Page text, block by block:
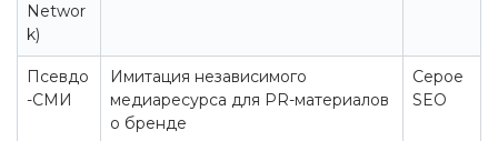
Networ
k)
Псевдо
-СМИ
Имитация независимого
медиаресурса для PR-материалов
о бренде
Серое
SEO